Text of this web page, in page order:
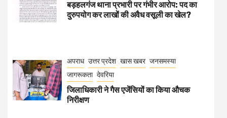
बड़हलगंज थाना प्रभारी पर गंभीर आरोप: पद का
दुरुपयोग कर लाखों की अवैध वसूली का खेल?
अपराध उत्तर प्रदेश खास खबर जनसमस्या
जागरूकता देवरिया
जिलाधिकारी ने गैस एजेंसियों का किया औचक
निरीक्षण